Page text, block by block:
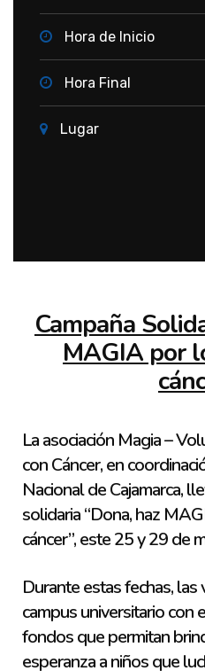
Hora de Inicio
Hora Final
Lugar
Campaña
MAGIA por
La asociación Magia –
con Cáncer, en
Nacional de Cajamarca,
solidaria “Dona, haz
cáncer”, este 25 y 29 de
Durante estas fechas,
campus universitario con
fondos que permitan
esperanza a niños que